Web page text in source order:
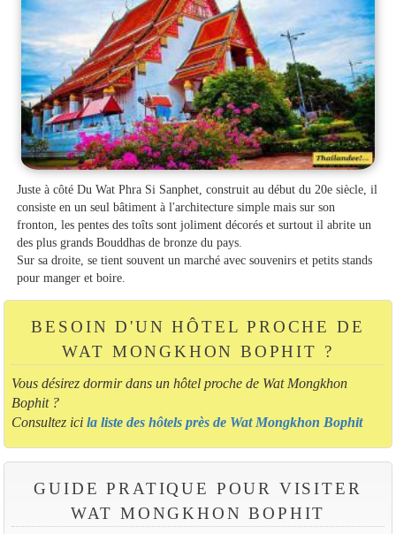
Juste à côté Du Wat Phra Si Sanphet, construit au début du 20e siècle, il
consiste en un seul bâtiment à l'architecture simple mais sur son
fronton, les pentes des toîts sont joliment décorés et surtout il abrite un
des plus grands Bouddhas de bronze du pays.
Sur sa droite, se tient souvent un marché avec souvenirs et petits stands
pour manger et boire.
BESOIN D'UN HÔTEL PROCHE DE
WAT MONGKHON BOPHIT ?
Vous désirez dormir dans un hôtel proche de Wat Mongkhon
Bophit ?
Consultez ici la liste des hôtels près de Wat Mongkhon Bophit
GUIDE PRATIQUE POUR VISITER
WAT MONGKHON BOPHIT